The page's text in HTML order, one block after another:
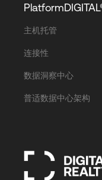
主机托管
连接性
数据洞察中心
普适数据中心架构